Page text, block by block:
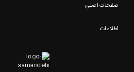
صفحات اصلی
اطلاعات